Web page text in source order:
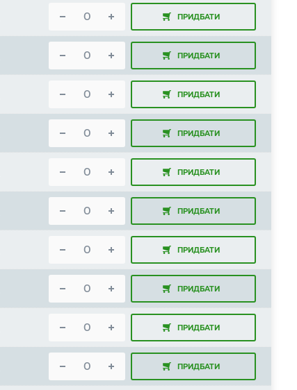
ПРИДБАТИ
ПРИДБАТИ
ПРИДБАТИ
ПРИДБАТИ
ПРИДБАТИ
ПРИДБАТИ
ПРИДБАТИ
ПРИДБАТИ
ПРИДБАТИ
ПРИДБАТИ